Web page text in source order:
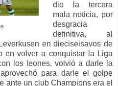
dio la tercera
mala noticia, por
desgracia
definitiva, al
en dieciseisavos de
en volver a conquistar la Liga
los leones, volvió a darle la
para darle el golpe
ante un club Champions era el